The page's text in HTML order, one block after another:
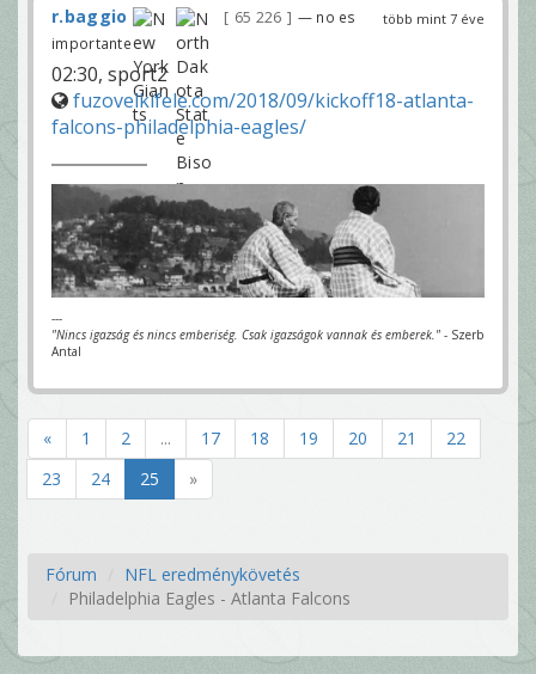
több mint 7 éve
r.baggio 65 226
— no es
importante
02:30, sport2
fuzovelkifele.com/2018/09/kickoff18-atlanta-
falcons-philadelphia-eagles/
---
"Nincs igazság és nincs emberiség. Csak igazságok vannak és emberek." - Szerb
Antal
« 1 2 ... 17 18 19 20 21
22
23
24 25 »
Fórum
NFL eredménykövetés
Philadelphia Eagles - Atlanta Falcons